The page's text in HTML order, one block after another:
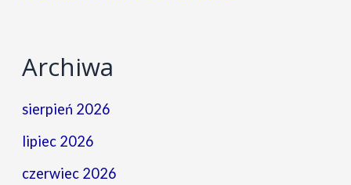
Archiwa
sierpień 2026
lipiec 2026
czerwiec 2026